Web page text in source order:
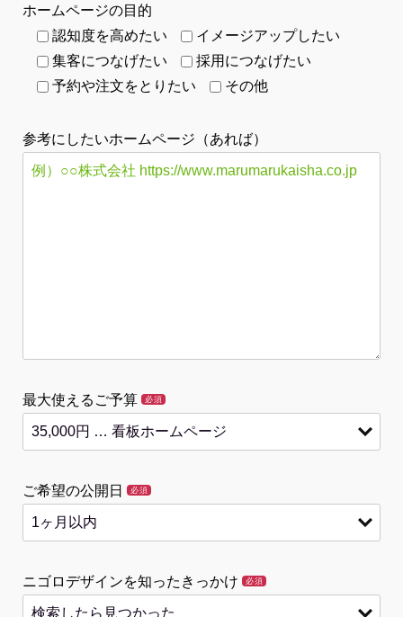
ホームページの目的
認知度を高めたい
イメージアップしたい
集客につなげたい
採用につなげたい
予約や注文をとりたい
その他
参考にしたいホームページ（あれば）
最大使えるご予算 必須
ご希望の公開日 必須
ニゴロデザインを知ったきっかけ 必須